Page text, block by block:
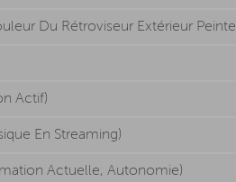
Du Rétroviseur Extérieur
Actif)
En Streaming)
Actuelle, Autonomie)